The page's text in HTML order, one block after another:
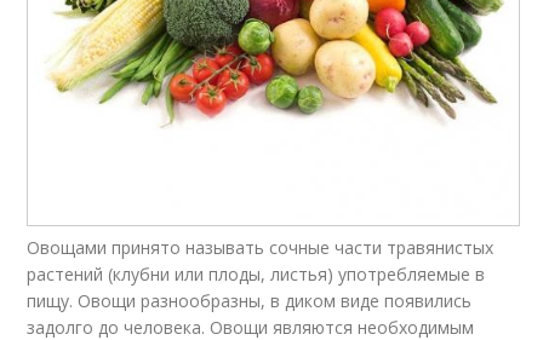
Овощами принято называть сочные части травянистых
растений (клубни или плоды, листья) употребляемые в
пищу. Овощи разнообразны, в диком виде появились
задолго до человека. Овощи являются необходимым